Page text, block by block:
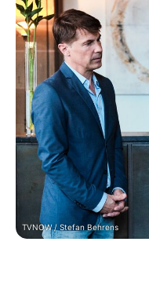
TVNOW / Stefan Behrens